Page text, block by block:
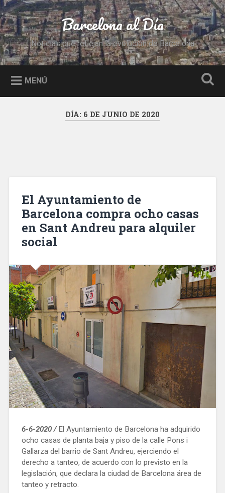
Saltar
al
contenido
Buscar Barcelona al Día
Noticias que reflejan la evolución de Barcelona
MENÚ
DÍA: 6 DE JUNIO DE 2020
El Ayuntamiento de
Barcelona compra ocho casas
en Sant Andreu para alquiler
social
6-6-2020 /El Ayuntamiento de Barcelona ha adquirido
ocho casas de planta baja y piso de la calle Pons i
Gallarza del barrio de Sant Andreu, ejerciendo el
derecho a tanteo, de acuerdo con lo previsto en la
legislación, que declara la ciudad de Barcelona área de
tanteo y retracto.